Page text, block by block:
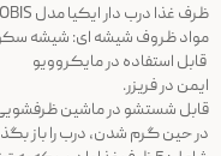
ظرف غذا درب دار ایکیا مدل HAVSTOBIS ست 5 عددی، شفاف/چند رنگ
مواد ظروف شیشه ای: شیشه
قابل استفاده در مایکروویو
ایمن در فریزر.
قابل شستشو در ماشین
در حین گرم شدن، درب را باز